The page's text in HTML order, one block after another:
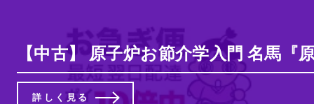
【中古】 原子炉お節介学入門 名馬
詳しく見る